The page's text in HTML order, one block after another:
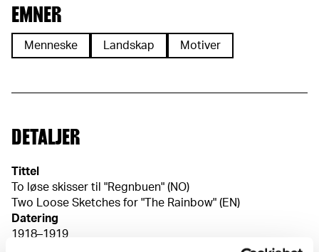
EMNER
Menneske Landskap Motiver
DETALJER
Tittel
To løse skisser til "Regnbuen" (NO)
Two Loose Sketches for "The Rainbow" (EN)
Datering
1918–1919